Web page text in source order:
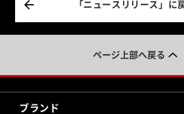
「ニュースリリース」に
ページ上部へ戻る
ブランド